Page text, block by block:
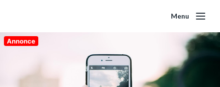
Menu
Annonce